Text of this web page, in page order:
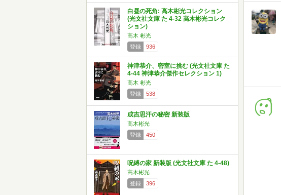
白昼の死角: 高木彬光コレクション
(光文社文庫 た 4-32 高木彬光コレク
ション)
高木 彬光
登録
936
神津恭介、密室に挑む (光文社文庫 た
4-44 神津恭介傑作セレクション 1)
高木 彬光
登録
538
成吉思汗の秘密 新装版
高木彬光
登録
450
呪縛の家 新装版 (光文社文庫 た 4-48)
高木彬光
登録
396